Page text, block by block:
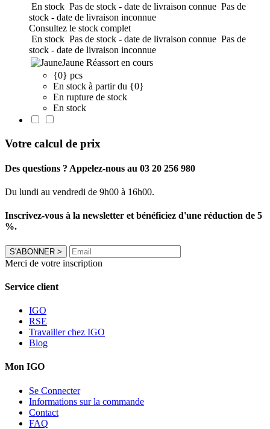
En stock Pas de stock - date de livraison connue Pas de
stock - date de livraison inconnue
Consultez le stock complet
En stock Pas de stock - date de livraison connue Pas de
stock - date de livraison inconnue
Jaune Réassort en cours
{0} pcs
En stock à partir du {0}
En rupture de stock
En stock
Votre calcul de prix
Des questions ? Appelez-nous au 03 20 256 980
Du lundi au vendredi de 9h00 à 16h00.
Inscrivez-vous à la newsletter et bénéficiez d'une réduction de 5
%.
S'ABONNER >
Merci de votre inscription
Service client
IGO
RSE
Travailler chez IGO
Blog
Mon IGO
Se Connecter
Informations sur la commande
Contact
FAQ